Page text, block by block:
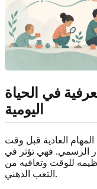
في الحياة
اليومية
العادية قبل وقت
الرسمي. فهي تؤثر في
للوقت وتعافيه من
التعب الذهني.